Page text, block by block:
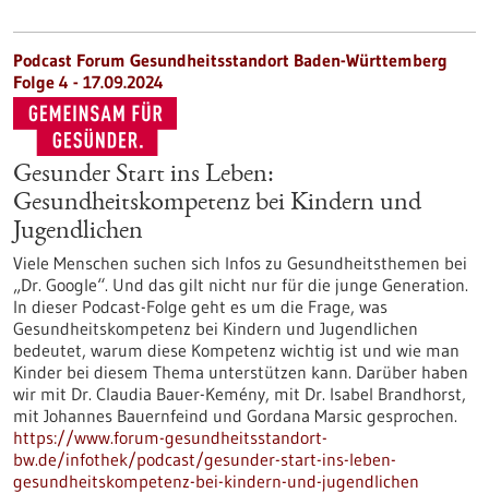
Podcast Forum Gesundheitsstandort Baden-Württemberg
Folge 4 - 17.09.2024
Gesunder Start ins Leben:
Gesundheitskompetenz bei Kindern und
Jugendlichen
Viele Menschen suchen sich Infos zu Gesundheitsthemen bei
„Dr. Google“. Und das gilt nicht nur für die junge Generation.
In dieser Podcast-Folge geht es um die Frage, was
Gesundheitskompetenz bei Kindern und Jugendlichen
bedeutet, warum diese Kompetenz wichtig ist und wie man
Kinder bei diesem Thema unterstützen kann. Darüber haben
wir mit Dr. Claudia Bauer-Kemény, mit Dr. Isabel Brandhorst,
mit Johannes Bauernfeind und Gordana Marsic gesprochen.
https://www.forum-gesundheitsstandort-
bw.de/infothek/podcast/gesunder-start-ins-leben-
gesundheitskompetenz-bei-kindern-und-jugendlichen